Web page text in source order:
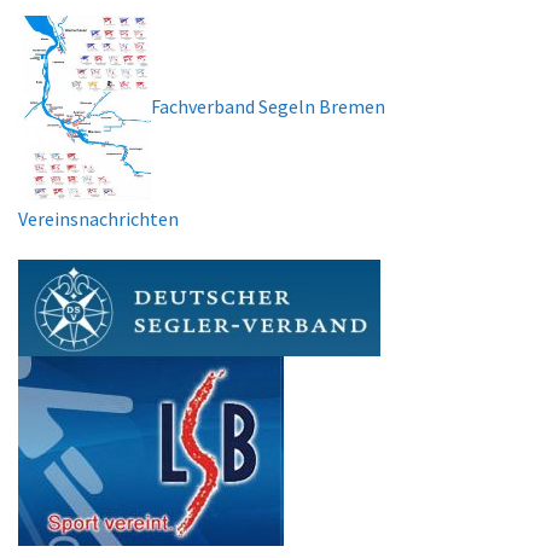
Fachverband Segeln Bremen
Vereinsnachrichten